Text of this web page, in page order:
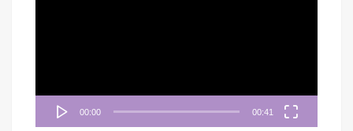
00:00 00:41